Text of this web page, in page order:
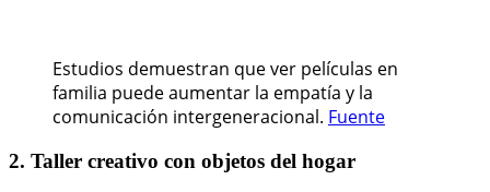
Estudios demuestran que ver películas en
familia puede aumentar la empatía y la
comunicación intergeneracional. Fuente
2. Taller creativo con objetos del hogar